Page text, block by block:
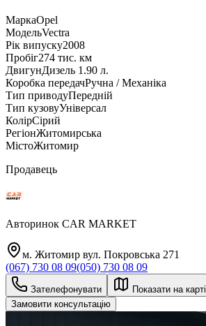
МаркаOpel
МодельVectra
Рік випуску2008
Пробіг274 тис. км
ДвигунДизель 1.90 л.
Коробка передачРучна / Механіка
Тип приводуПередній
Тип кузовуУніверсал
КолірСірий
РегіонЖитомирська
МістоЖитомир
Продавець
Авторинок CAR MARKET
м. Житомир вул. Покровська 271
(067) 730 08 09(050) 730 08 09
Зателефонувати
Показати на карті
Замовити консультацію